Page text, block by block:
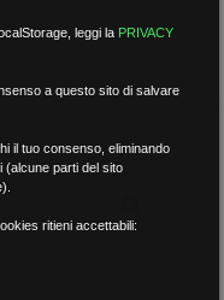
leggi la PRIVACY
a questo sito di salvare
il tuo consenso, eliminando
(alcune parti del sito
ritieni accettabili: